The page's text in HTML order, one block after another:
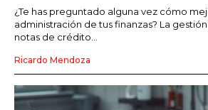
¿Te has preguntado alguna vez cómo
administración de tus finanzas? La
notas de crédito...
Ricardo Mendoza